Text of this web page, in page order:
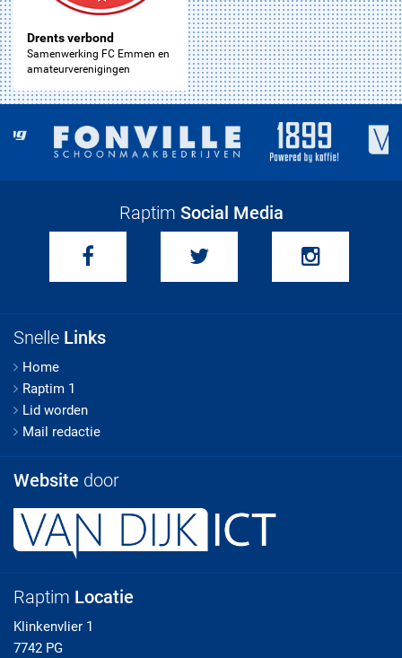
Drents verbond
Samenwerking FC Emmen en
amateurverenigingen
Raptim Social Media
Snelle Links
Home
Raptim 1
Lid worden
Mail redactie
Website door
Raptim Locatie
Klinkenvlier 1
7742 PG